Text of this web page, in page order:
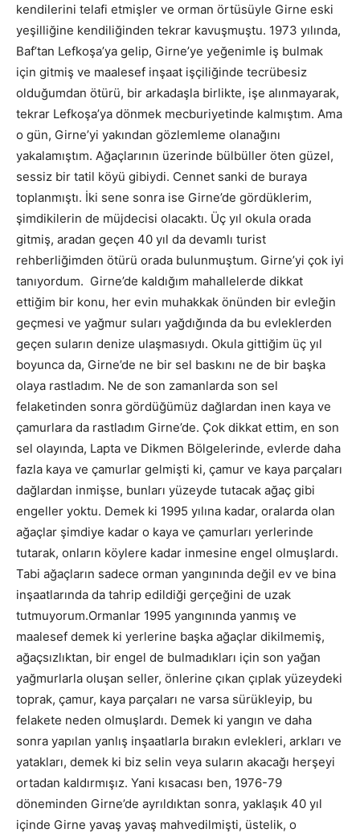
kendilerini telafi etmişler ve orman örtüsüyle Girne eski
yeşilliğine kendiliğinden tekrar kavuşmuştu. 1973 yılında,
Baf’tan Lefkoşa’ya gelip, Girne’ye yeğenimle iş bulmak
için gitmiş ve maalesef inşaat işçiliğinde tecrübesiz
olduğumdan ötürü, bir arkadaşla birlikte, işe alınmayarak,
tekrar Lefkoşa’ya dönmek mecburiyetinde kalmıştım. Ama
o gün, Girne’yi yakından gözlemleme olanağını
yakalamıştım. Ağaçlarının üzerinde bülbüller öten güzel,
sessiz bir tatil köyü gibiydi. Cennet sanki de buraya
toplanmıştı. İki sene sonra ise Girne’de gördüklerim,
şimdikilerin de müjdecisi olacaktı. Üç yıl okula orada
gitmiş, aradan geçen 40 yıl da devamlı turist
rehberliğimden ötürü orada bulunmuştum. Girne’yi çok iyi
tanıyordum. Girne’de kaldığım mahallelerde dikkat
ettiğim bir konu, her evin muhakkak önünden bir evleğin
geçmesi ve yağmur suları yağdığında da bu evleklerden
geçen suların denize ulaşmasıydı. Okula gittiğim üç yıl
boyunca da, Girne’de ne bir sel baskını ne de bir başka
olaya rastladım. Ne de son zamanlarda son sel
felaketinden sonra gördüğümüz dağlardan inen kaya ve
çamurlara da rastladım Girne’de. Çok dikkat ettim, en son
sel olayında, Lapta ve Dikmen Bölgelerinde, evlerde daha
fazla kaya ve çamurlar gelmişti ki, çamur ve kaya parçaları
dağlardan inmişse, bunları yüzeyde tutacak ağaç gibi
engeller yoktu. Demek ki 1995 yılına kadar, oralarda olan
ağaçlar şimdiye kadar o kaya ve çamurları yerlerinde
tutarak, onların köylere kadar inmesine engel olmuşlardı.
Tabi ağaçların sadece orman yangınında değil ev ve bina
inşaatlarında da tahrip edildiği gerçeğini de uzak
tutmuyorum.Ormanlar 1995 yangınında yanmış ve
maalesef demek ki yerlerine başka ağaçlar dikilmemiş,
ağaçsızlıktan, bir engel de bulmadıkları için son yağan
yağmurlarla oluşan seller, önlerine çıkan çıplak yüzeydeki
toprak, çamur, kaya parçaları ne varsa sürükleyip, bu
felakete neden olmuşlardı. Demek ki yangın ve daha
sonra yapılan yanlış inşaatlarla bırakın evlekleri, arkları ve
yatakları, demek ki biz selin veya suların akacağı herşeyi
ortadan kaldırmışız. Yani kısacası ben, 1976-79
döneminden Girne’de ayrıldıktan sonra, yaklaşık 40 yıl
içinde Girne yavaş yavaş mahvedilmişti, üstelik, o